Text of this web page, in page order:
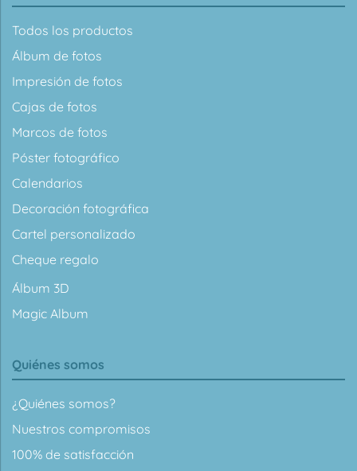
Todos los productos
Álbum de fotos
Impresión de fotos
Cajas de fotos
Marcos de fotos
Póster fotográfico
Calendarios
Decoración fotográfica
Cartel personalizado
Cheque regalo
Álbum 3D
Magic Album
Quiénes somos
¿Quiénes somos?
Nuestros compromisos
100% de satisfacción